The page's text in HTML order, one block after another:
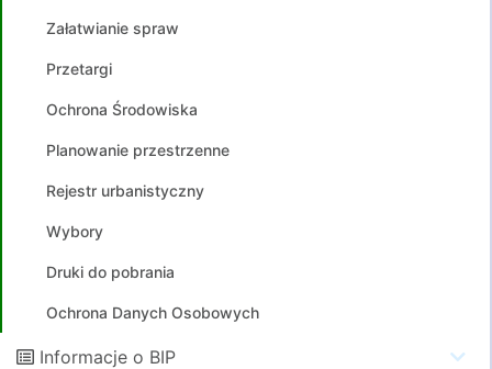
Załatwianie spraw
Przetargi
Ochrona Środowiska
Planowanie przestrzenne
Rejestr urbanistyczny
Wybory
Druki do pobrania
Ochrona Danych Osobowych
Informacje o BIP